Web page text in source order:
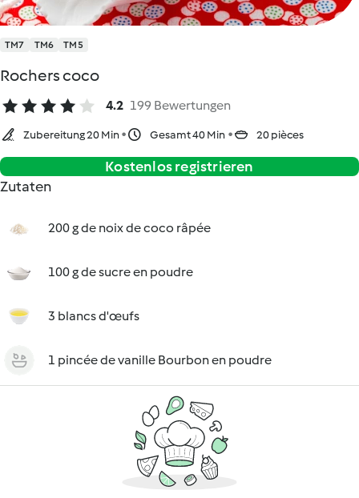
TM7 TM6 TM5
Rochers coco
4.2 199 Bewertungen
Zubereitung 20 Min Gesamt 40 Min 20 pièces
Kostenlos registrieren
Zutaten
200 g de noix de coco râpée
100 g de sucre en poudre
3 blancs d'œufs
1 pincée de vanille Bourbon en poudre